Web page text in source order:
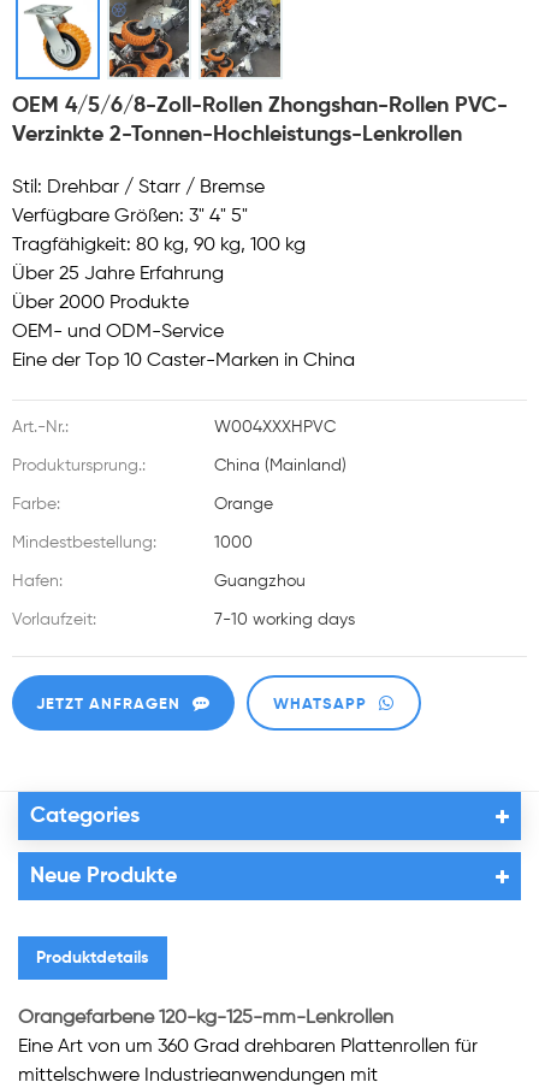
OEM 4/5/6/8-Zoll-Rollen Zhongshan-Rollen PVC-
Verzinkte 2-Tonnen-Hochleistungs-Lenkrollen
Stil: Drehbar / Starr / Bremse
Verfügbare Größen: 3" 4" 5"
Tragfähigkeit: 80 kg, 90 kg, 100 kg
Über 25 Jahre Erfahrung
Über 2000 Produkte
OEM- und ODM-Service
Eine der Top 10 Caster-Marken in China
Art.-Nr.: W004XXXHPVC
Produktursprung.: China (Mainland)
Farbe: Orange
Mindestbestellung: 1000
Hafen: Guangzhou
Vorlaufzeit: 7-10 working days
JETZT ANFRAGEN WHATSAPP
Categories
Neue Produkte
Produktdetails
Orangefarbene 120-kg-125-mm-Lenkrollen
Eine Art von um 360 Grad drehbaren Plattenrollen für
mittelschwere Industrieanwendungen mit